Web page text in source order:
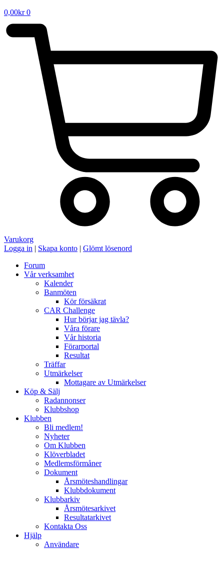
0,00kr 0
Varukorg
Logga in | Skapa konto | Glömt lösenord
Forum
Vår verksamhet
Kalender
Banmöten
Kör försäkrat
CAR Challenge
Hur börjar jag tävla?
Våra förare
Vår historia
Förarportal
Resultat
Träffar
Utmärkelser
Mottagare av Utmärkelser
Köp & Sälj
Radannonser
Klubbshop
Klubben
Bli medlem!
Nyheter
Om Klubben
Klöverbladet
Medlemsförmåner
Dokument
Årsmöteshandlingar
Klubbdokument
Klubbarkiv
Årsmötesarkivet
Resultatarkivet
Kontakta Oss
Hjälp
Användare